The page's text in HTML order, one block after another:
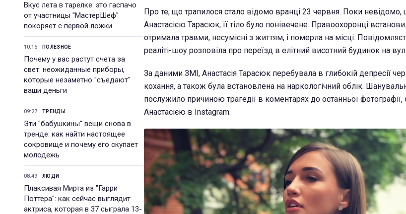
Вкус лета в тарелке: это гаспачо
от участницы "МастерШеф"
покоряет с первой ложки
10:15 ПОЛЕЗНОЕ
Почему у вас растут счета за
свет: неожиданные приборы,
которые незаметно "съедают"
ваши деньги
09:27 ТРЕНДЫ
Эти "бабушкины" вещи снова в
тренде: как найти настоящее
сокровище и почему его скупает
молодежь
08:49 ЛЮДИ
Плаксивая Мирта из "Гарри
Поттера": как сейчас выглядит
актриса, которая в 37 сыграла 13-
Про те, що трапилося стало відомо вранці 23 червня. Поки невідомо,
Анастасією Тарасюк, її тіло було понівечене. Правоохоронці
отримала травми, несумісні з життям, і померла на місці.
реаліті-шоу розповіла про переїзд в елітний висотний будинок на
За даними ЗМІ, Анастасія Тарасюк перебувала в глибокій депресії
кохання, а також була встановлена на наркологічний облік.
послужило причиною трагедії в коментарях до останньої фотографії,
Анастасією в Instagram.